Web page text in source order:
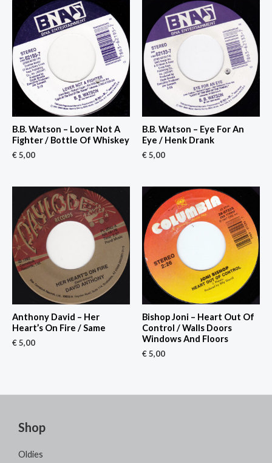
B.B. Watson – Lover Not A
Fighter / Bottle Of Whiskey
€5,00
B.B. Watson – Eye For An
Eye / Henk Drank
€5,00
Anthony David – Her
Heart’s On Fire / Same
€5,00
Bishop Joni – Heart Out Of
Control / Walls Doors
Windows And Floors
€5,00
Shop
Oldies